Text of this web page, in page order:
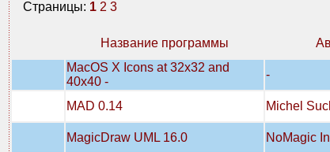
Страницы: 1 2 3
Название программы
MacOS X Icons at 32x32 and
40x40 -
-
MAD 0.14
Michel
MagicDraw UML 16.0
NoMagic